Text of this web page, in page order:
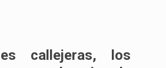
callejeras, los